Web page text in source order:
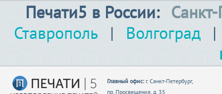
Печати5 в России:
Ставрополь
| Волгоград
|
Главный офис: г. Санкт-Петербург,
пр. Просвещения, д. 35